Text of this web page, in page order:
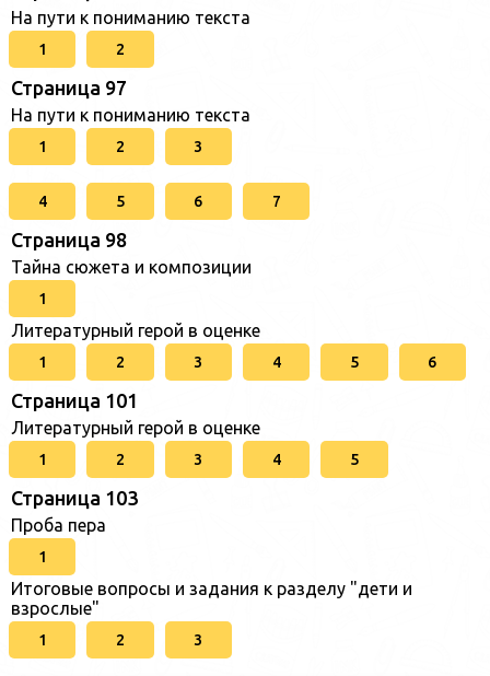
На пути к пониманию текста
1 2
Страница 97
На пути к пониманию текста
1 2 3
4 5 6 7
Страница 98
Тайна сюжета и композиции
1
Литературный герой в оценке
1 2 3 4 5 6
Страница 101
Литературный герой в оценке
1 2 3 4 5
Страница 103
Проба пера
1
Итоговые вопросы и задания к разделу "дети и
взрослые"
1 2 3